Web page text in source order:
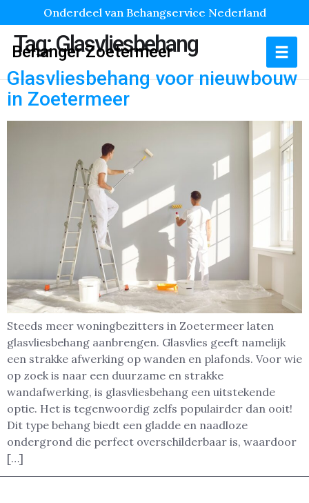
Onderdeel van Behangservice Nederland
Behanger Zoetermeer
Tag:Glasvliesbehang
Glasvliesbehang voor nieuwbouw
in Zoetermeer
Steeds meer woningbezitters in Zoetermeer laten
glasvliesbehang aanbrengen. Glasvlies geeft namelijk
een strakke afwerking op wanden en plafonds. Voor wie
op zoek is naar een duurzame en strakke
wandafwerking, is glasvliesbehang een uitstekende
optie. Het is tegenwoordig zelfs populairder dan ooit!
Dit type behang biedt een gladde en naadloze
ondergrond die perfect overschilderbaar is, waardoor
[…]